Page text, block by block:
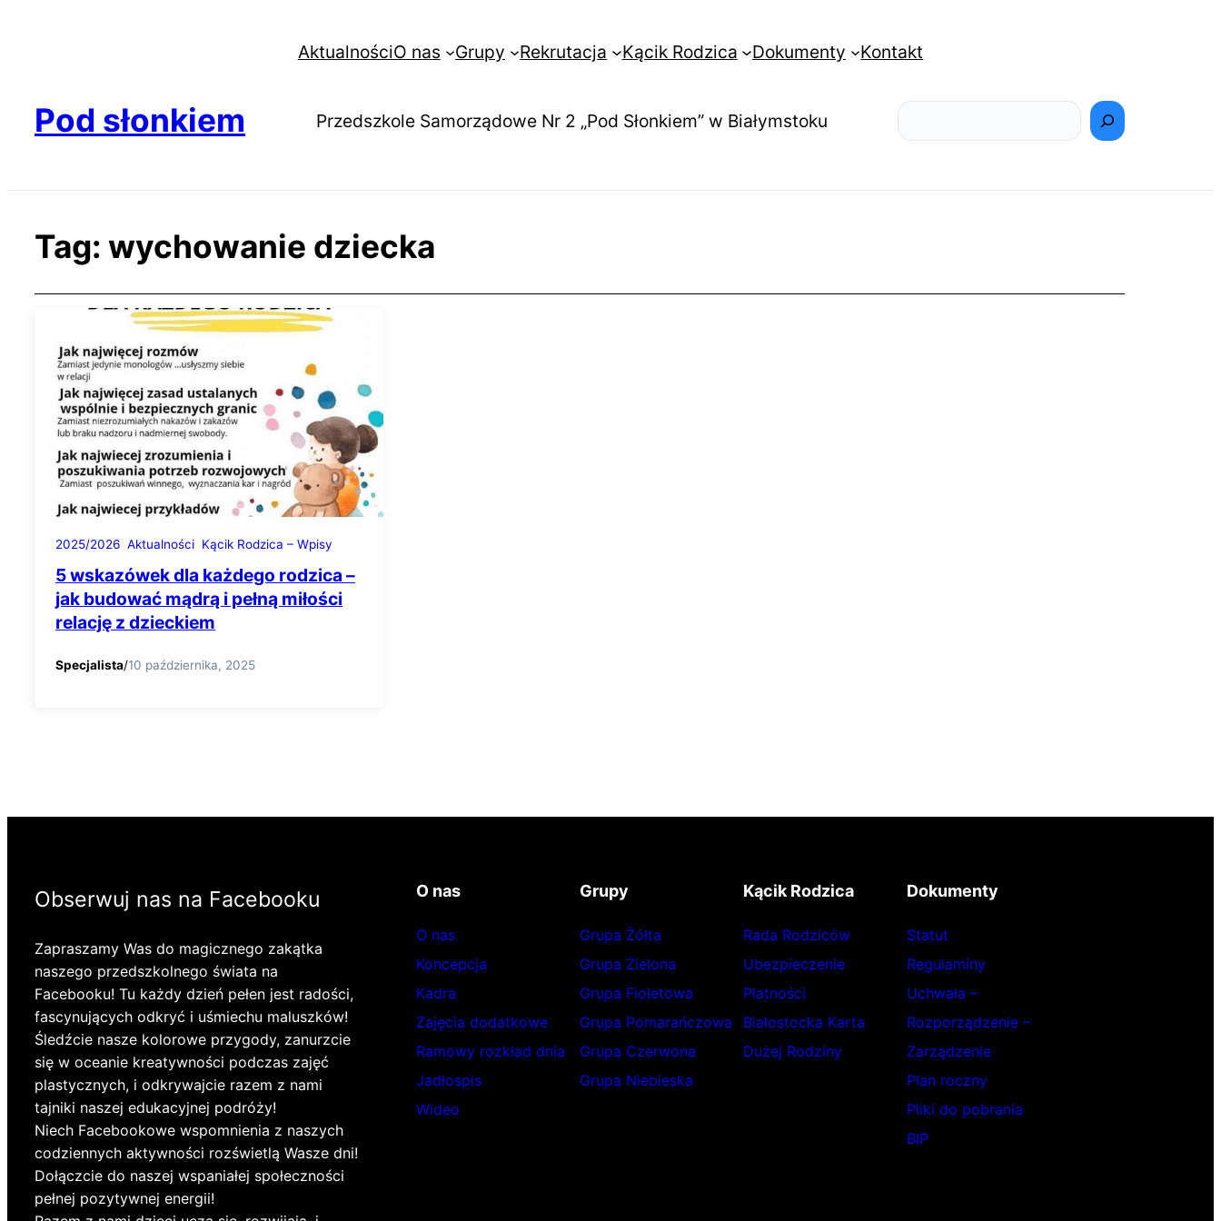
AktualnościO nas Grupy Rekrutacja Kącik Rodzica Dokumenty Kontakt
Pod słonkiem Przedszkole Samorządowe Nr 2 „Pod Słonkiem” w Białymstoku
Tag: wychowanie dziecka
2025/2026 Aktualności Kącik Rodzica – Wpisy
5 wskazówek dla każdego rodzica –
jak budować mądrą i pełną miłości
relację z dzieckiem
Specjalista/10 października, 2025
Obserwuj nas na Facebooku
Zapraszamy Was do magicznego zakątka
naszego przedszkolnego świata na
Facebooku! Tu każdy dzień pełen jest radości,
fascynujących odkryć i uśmiechu maluszków!
Śledźcie nasze kolorowe przygody, zanurzcie
się w oceanie kreatywności podczas zajęć
plastycznych, i odkrywajcie razem z nami
tajniki naszej edukacyjnej podróży!
Niech Facebookowe wspomnienia z naszych
codziennych aktywności rozświetlą Wasze dni!
Dołączcie do naszej wspaniałej społeczności
pełnej pozytywnej energii!
O nas
O nas
Koncepcja
Kadra
Zajęcia dodatkowe
Ramowy rozkład dnia
Jadłospis
Wideo
Grupy
Grupa Żółta
Grupa Zielona
Grupa Fioletowa
Grupa Pomarańczowa
Grupa Czerwona
Grupa Niebieska
Kącik Rodzica
Rada Rodziców
Ubezpieczenie
Płatności
Białostocka Karta
Dużej Rodziny
Dokumenty
Statut
Regulaminy
Uchwała –
Rozporządzenie –
Zarządzenie
Plan roczny
Pliki do pobrania
BIP